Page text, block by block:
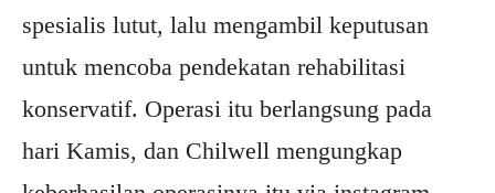
spesialis lutut, lalu mengambil keputusan
untuk mencoba pendekatan rehabilitasi
konservatif. Operasi itu berlangsung pada
hari Kamis, dan Chilwell mengungkap